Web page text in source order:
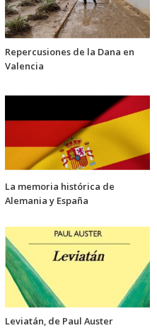
Repercusiones de la Dana en
Valencia
La memoria histórica de
Alemania y España
Leviatán, de Paul Auster